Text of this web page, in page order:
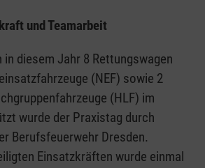
und Teamarbeit
diesem Jahr 8 Rettungswagen
(NEF) sowie 2
(HLF) im
wurde der Praxistag durch
Berufsfeuerwehr Dresden.
Einsatzkräften wurde einmal